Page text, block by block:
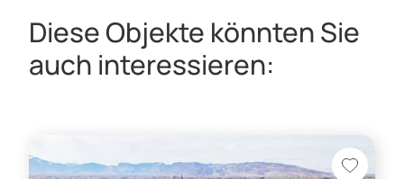
auch interessieren: